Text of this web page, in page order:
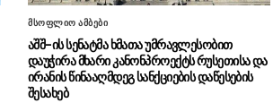
მსოფლიო ამბები
აშშ-ის სენატმა ხმათა უმრავლესობით
დაუჭირა მხარი კანონპროექტს რუსეთისა და
ირანის წინააღმდეგ სანქციების დაწესების
შესახებ